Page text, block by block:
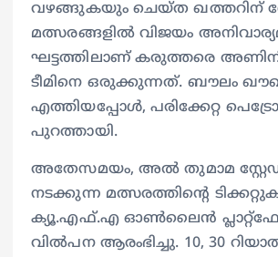
വഴങ്ങുകയും ചെയ്ത ഖത്തറിന്
മത്സരങ്ങളില്‍ വിജയം
ഘട്ടത്തിലാണ് കരുത്തരെ
ടീമിനെ ഒരുക്കുന്നത്. ബൗലം
എത്തിയപ്പോള്‍, പരിക്കേറ്റ
പുറത്തായി.
അതേസമയം, അല്‍ തുമാമ
നടക്കുന്ന മത്സരത്തിന്റെ
ക്യൂ.എഫ്.എ ഓണ്‍ലൈൻ
വില്‍പന ആരംഭിച്ചു. 10, 30